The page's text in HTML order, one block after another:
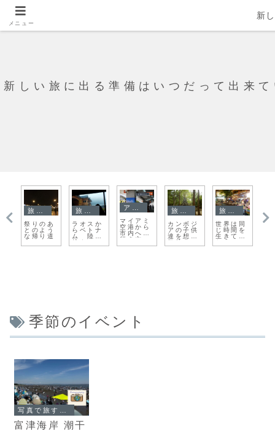
新しい旅に出る準備はいつだって出来
祭りのあ
とのよう
な帰り道
ラオスか
らベトナ
ム 陸地
越えはい
つだって
マイアミ
空港から
市内への
行き方
（バス）
カンボジ
アの子供
達を想う
気持ちは
おんなじ
世界は同
じ時間を
生きてい
た
ギ
季節のイベント
富津海岸 潮干
メニュー
新